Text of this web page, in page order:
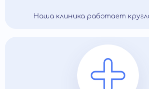
Наша клиника работает